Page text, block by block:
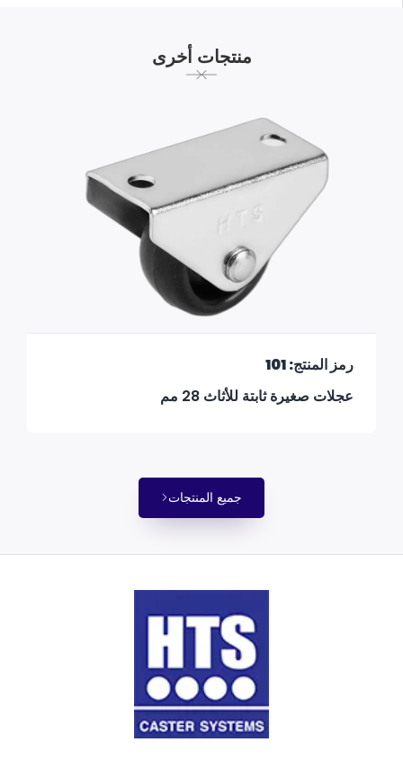
منتجات أخرى
رمز المنتج: 101
عجلات صغيرة ثابتة للأثاث 28 مم
جميع المنتجات